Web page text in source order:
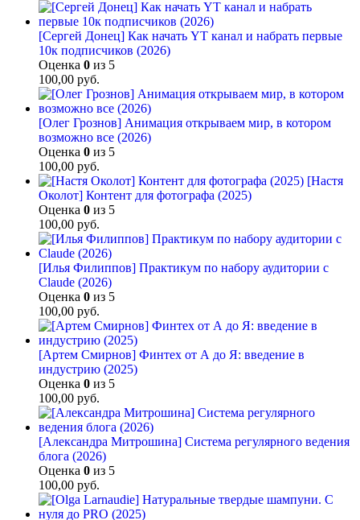
[Сергей Донец] Как начать YT канал и набрать первые
10к подписчиков (2026)
Оценка 0 из 5
100,00 руб.
[Олег Грознов] Анимация открываем мир, в котором
возможно все (2026)
Оценка 0 из 5
100,00 руб.
[Настя
Околот] Контент для фотографа (2025)
Оценка 0 из 5
100,00 руб.
[Илья Филиппов] Практикум по набору аудитории с
Claude (2026)
Оценка 0 из 5
100,00 руб.
[Артем Смирнов] Финтех от А до Я: введение в
индустрию (2025)
Оценка 0 из 5
100,00 руб.
[Александра Митрошина] Система регулярного ведения
блога (2026)
Оценка 0 из 5
100,00 руб.